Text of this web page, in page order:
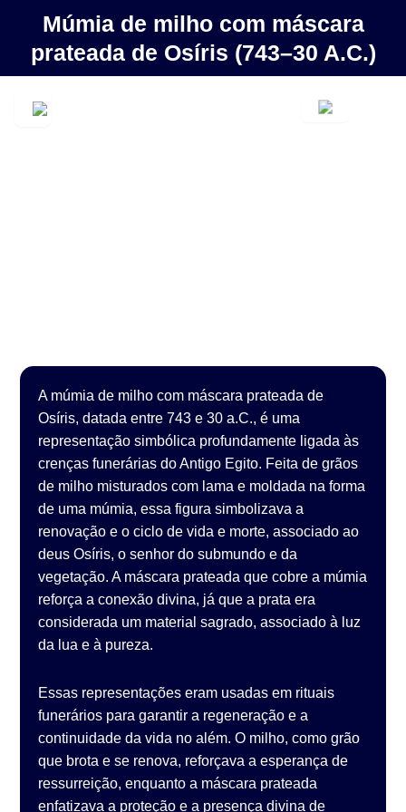
Múmia de milho com máscara
prateada de Osíris (743–30 A.C.)
A múmia de milho com máscara prateada de
Osíris, datada entre 743 e 30 a.C., é uma
representação simbólica profundamente ligada às
crenças funerárias do Antigo Egito. Feita de grãos
de milho misturados com lama e moldada na forma
de uma múmia, essa figura simbolizava a
renovação e o ciclo de vida e morte, associado ao
deus Osíris, o senhor do submundo e da
vegetação. A máscara prateada que cobre a múmia
reforça a conexão divina, já que a prata era
considerada um material sagrado, associado à luz
da lua e à pureza.
Essas representações eram usadas em rituais
funerários para garantir a regeneração e a
continuidade da vida no além. O milho, como grão
que brota e se renova, reforçava a esperança de
ressurreição, enquanto a máscara prateada
enfatizava a proteção e a presença divina de